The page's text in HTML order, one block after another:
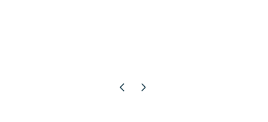
Pagina precedente
Pagina successiva